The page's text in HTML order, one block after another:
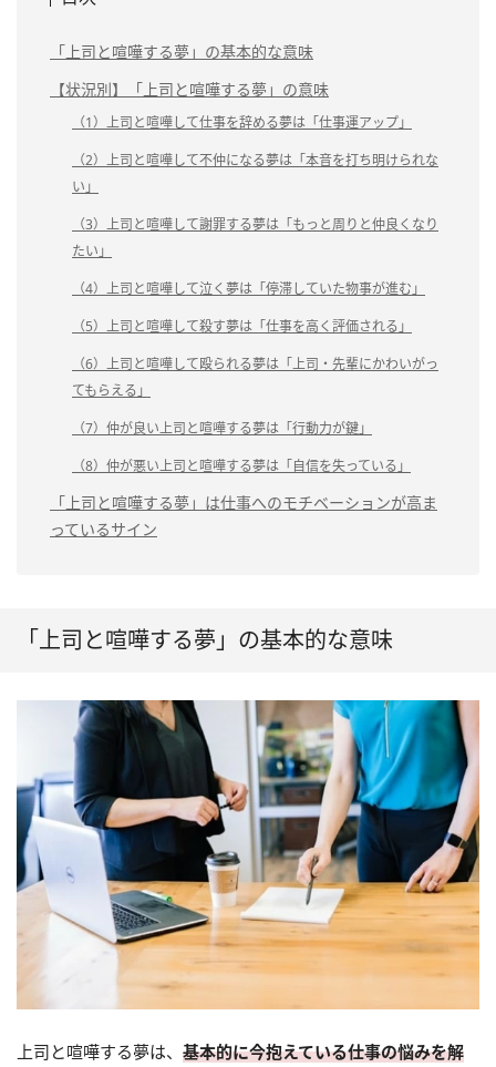
「上司と喧嘩する夢」の基本的な意味
【状況別】「上司と喧嘩する夢」の意味
（1）上司と喧嘩して仕事を辞める夢は「仕事運アップ」
（2）上司と喧嘩して不仲になる夢は「本音を打ち明けられな
い」
（3）上司と喧嘩して謝罪する夢は「もっと周りと仲良くなり
たい」
（4）上司と喧嘩して泣く夢は「停滞していた物事が進む」
（5）上司と喧嘩して殺す夢は「仕事を高く評価される」
（6）上司と喧嘩して殴られる夢は「上司・先輩にかわいがっ
てもらえる」
（7）仲が良い上司と喧嘩する夢は「行動力が鍵」
（8）仲が悪い上司と喧嘩する夢は「自信を失っている」
「上司と喧嘩する夢」は仕事へのモチベーションが高ま
っているサイン
「上司と喧嘩する夢」の基本的な意味
上司と喧嘩する夢は、 基本的に今抱えている仕事の悩みを解